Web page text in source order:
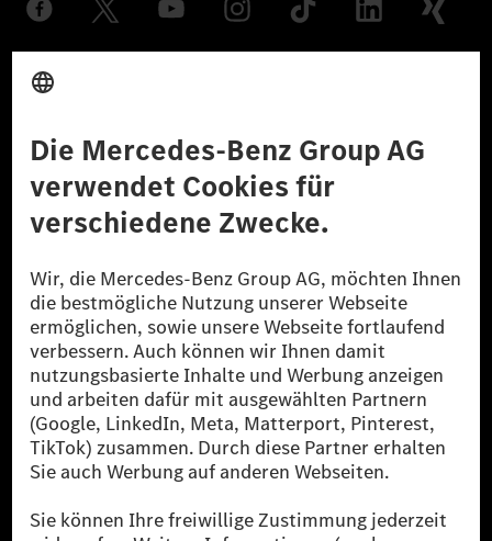
© 2026 Mercedes-Benz Group AG. Alle Rechte vorbehalten.
reduzierte CO₂-Emissionen bei der Mercedes-Benz Group durch
zertifizierte Ausgleichsprojekte kompensiert werden.
[2] Renewable Charging ist ein integraler Bestandteil von MB.CHARGE
Public in Europa, den USA, Kanada und China. Sofern an der jeweiligen
Ladestation noch kein Strom aus erneuerbaren Energien vorliegt,
verwendet Renewable Charging Grünstromzertifikate*. Diese stellen
sicher, dass für Ladevorgänge über MB.CHARGE Public eine äquivalente
Strommenge aus erneuerbaren Energien ins Stromnetz eingespeist wird.
Sie stammen ausschließlich aus Wind- und Solarkraftanlagen, die jünger
als sechs Jahre sind.
* Inkl. EKOenergy Ökolabel
* Die angegebenen Werte wurden nach dem vorgeschriebenen
Messverfahren WLTP (Worldwide harmonised Light vehicles Test